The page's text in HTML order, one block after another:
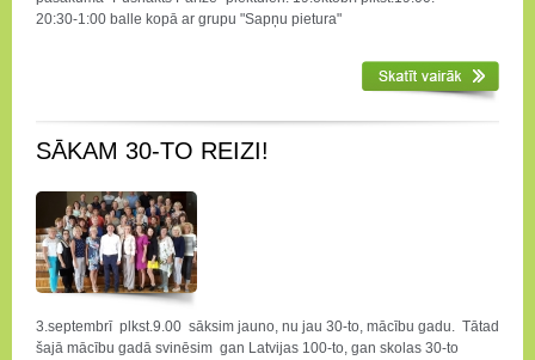
20:30-1:00 balle kopā ar grupu "Sapņu pietura"
SĀKAM 30-TO REIZI!
3.septembrī plkst.9.00 sāksim jauno, nu jau 30-to, mācību gadu. Tātad
šajā mācību gadā svinēsim gan Latvijas 100-to, gan skolas 30-to